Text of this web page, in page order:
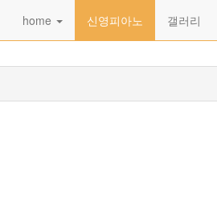
home 신영피아노 갤러리